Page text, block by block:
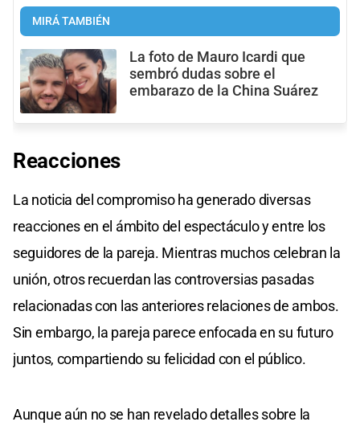
MIRÁ TAMBIÉN
La foto de Mauro Icardi que
sembró dudas sobre el
embarazo de la China Suárez
Reacciones
La noticia del compromiso ha generado diversas
reacciones en el ámbito del espectáculo y entre los
seguidores de la pareja. Mientras muchos celebran la
unión, otros recuerdan las controversias pasadas
relacionadas con las anteriores relaciones de ambos.
Sin embargo, la pareja parece enfocada en su futuro
juntos, compartiendo su felicidad con el público.
Aunque aún no se han revelado detalles sobre la